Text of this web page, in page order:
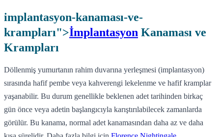
implantasyon-kanaması-ve-
krampları">İmplantasyon Kanaması ve
Krampları
Döllenmiş yumurtanın rahim duvarına yerleşmesi (implantasyon)
sırasında hafif pembe veya kahverengi lekelenme ve hafif kramplar
yaşanabilir. Bu durum genellikle beklenen adet tarihinden birkaç
gün önce veya adetin başlangıcıyla karıştırılabilecek zamanlarda
görülür. Bu kanama, normal adet kanamasından daha az ve daha